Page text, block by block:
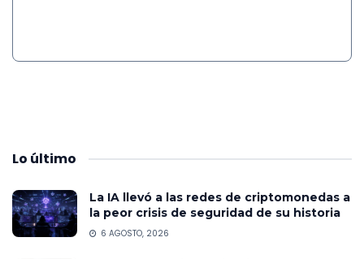
Lo último
La IA llevó a las redes de criptomonedas a
la peor crisis de seguridad de su historia
6 AGOSTO, 2026